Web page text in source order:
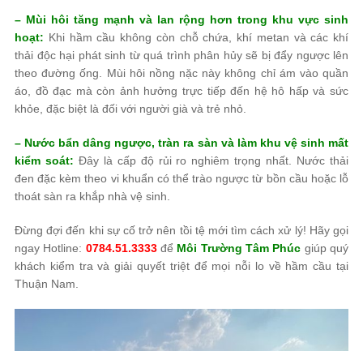
– Mùi hôi tăng mạnh và lan rộng hơn trong khu vực sinh
hoạt: Khi hầm cầu không còn chỗ chứa, khí metan và các khí
thải độc hại phát sinh từ quá trình phân hủy sẽ bị đẩy ngược lên
theo đường ống. Mùi hôi nồng nặc này không chỉ ám vào quần
áo, đồ đạc mà còn ảnh hưởng trực tiếp đến hệ hô hấp và sức
khỏe, đặc biệt là đối với người già và trẻ nhỏ.
– Nước bẩn dâng ngược, tràn ra sàn và làm khu vệ sinh mất
kiểm soát: Đây là cấp độ rủi ro nghiêm trọng nhất. Nước thải
đen đặc kèm theo vi khuẩn có thể trào ngược từ bồn cầu hoặc lỗ
thoát sàn ra khắp nhà vệ sinh.
Đừng đợi đến khi sự cố trở nên tồi tệ mới tìm cách xử lý! Hãy gọi
ngay Hotline: 0784.51.3333để Môi Trường Tâm Phúc giúp quý
khách kiểm tra và giải quyết triệt để mọi nỗi lo về hầm cầu tại
Thuận Nam.